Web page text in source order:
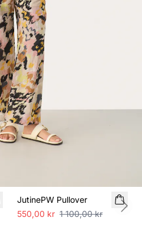
JutinePW Pullover
550,00 kr 1 100,00 kr